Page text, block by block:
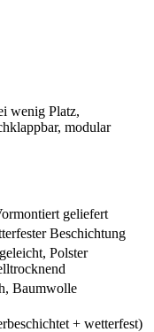
wenig Platz,
, modular
geliefert
Beschichtung
, Polster
Baumwolle
+ wetterfest)